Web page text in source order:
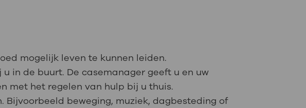
mogelijk leven te kunnen leiden.
in de buurt. De casemanager geeft u en uw
met het regelen van hulp bij u thuis.
beweging, muziek, dagbesteding of